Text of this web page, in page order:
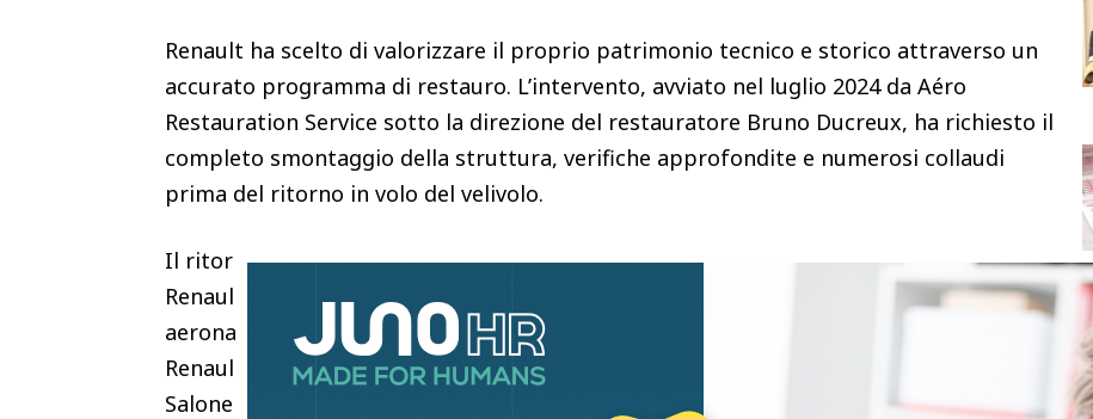
Renault ha scelto di valorizzare il proprio patrimonio tecnico e storico attraverso un
accurato programma di restauro. L’intervento, avviato nel luglio 2024 da Aéro
Restauration Service sotto la direzione del restauratore Bruno Ducreux, ha richiesto il
completo smontaggio della struttura, verifiche approfondite e numerosi collaudi
prima del ritorno in volo del velivolo.
Il ritorno del Caudron Rafale non rappresenta soltanto un omaggio al passato.
Renault ha infatti costruito negli ultimi anni un forte collegamento tra l’eredità
aeronautica del marchio e l’attuale strategia prodotto. Non è un caso che il nome
Renault Rafale sia stato scelto per il SUV coupé di segmento D presentato nel 2023 al
Salone dell’Aeronautica di Parigi.